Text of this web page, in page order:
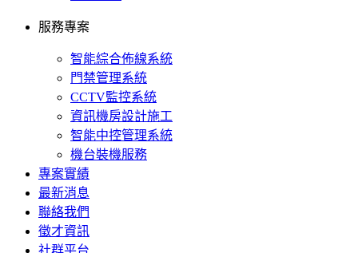
服務專案
智能綜合佈線系統
門禁管理系統
CCTV監控系統
資訊機房設計施工
智能中控管理系統
機台裝機服務
專案實績
最新消息
聯絡我們
徵才資訊
社群平台